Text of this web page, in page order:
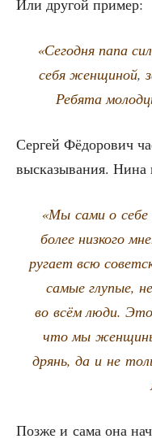
«Сего­дня папа
себя жен­щи­ной,
Ребя­та
Сер­гей Фёдо­ро­вич
выска­зы­ва­ния. Нина
«Мы сами о себе
более низ­ко­го
руга­ет всю
самые глу­пые,
во всём люди.
что мы
дрянь, да и не
Поз­же и сама она